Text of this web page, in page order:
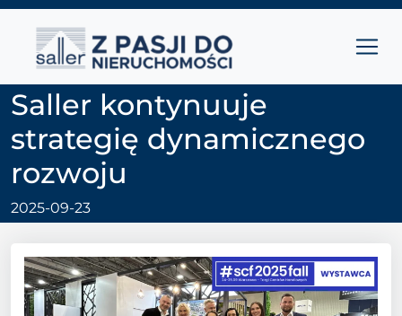
Przejdź do treści
Main Navigation
Saller kontynuuje
strategię dynamicznego
rozwoju
2025-09-23